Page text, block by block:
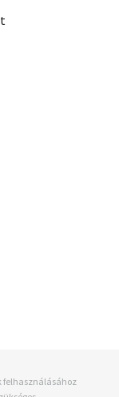
felhasználásához